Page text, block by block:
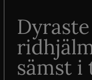
Dyraste
sämst i